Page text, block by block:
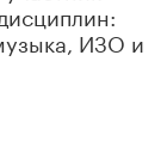
ИЗО и